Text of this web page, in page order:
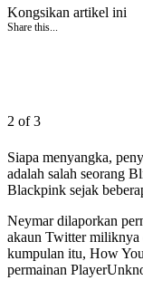
Kongsikan artikel ini
Share this...
2 of 3
Siapa menyangka,
adalah salah seorang
Blackpink sejak
Neymar dilaporkan
akaun Twitter miliknya
kumpulan itu, How
permainan